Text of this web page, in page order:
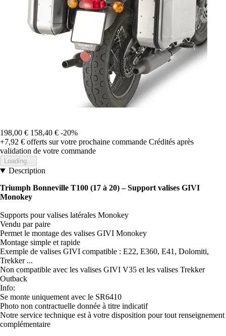
198,00 € 158,40 € -20%
+7,92 € offerts sur votre prochaine commande Crédités après
validation de votre commande
Loading...
Description
Triumph Bonneville T100 (17 à 20) – Support valises GIVI
Monokey
Supports pour valises latérales Monokey
Vendu par paire
Permet le montage des valises GIVI Monokey
Montage simple et rapide
Exemple de valises GIVI compatible : E22, E360, E41, Dolomiti,
Trekker ...
Non compatible avec les valises GIVI V35 et les valises Trekker
Outback
Info:
Se monte uniquement avec le SR6410
Photo non contractuelle donnée à titre indicatif
Notre service technique est à votre disposition pour tout renseignement
complémentaire